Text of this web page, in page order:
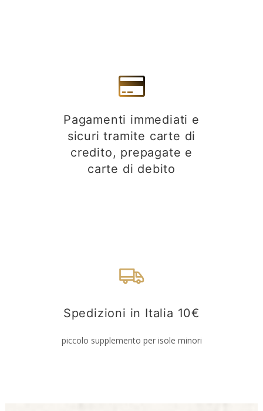
Pagamenti immediati e
sicuri tramite carte di
credito, prepagate e
carte di debito
Spedizioni in Italia 10€
piccolo supplemento per isole minori